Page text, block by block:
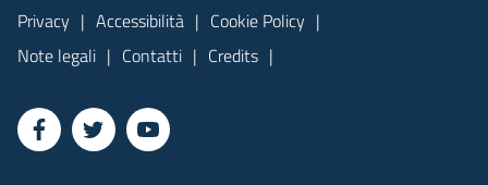
Privacy Accessibilità
Cookie Policy
Note legali
Contatti Credits